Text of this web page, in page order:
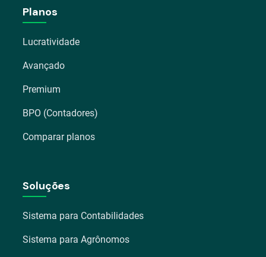
Planos
Lucratividade
Avançado
Premium
BPO (Contadores)
Comparar planos
Soluções
Sistema para Contabilidades
Sistema para Agrônomos